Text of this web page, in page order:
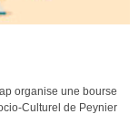
organise une bourse
Culturel de Peynier